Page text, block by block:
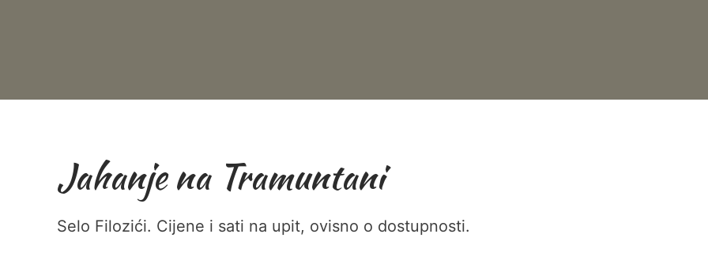
Jahanje na Tramuntani
Selo Filozići. Cijene i sati na upit, ovisno o dostupnosti.